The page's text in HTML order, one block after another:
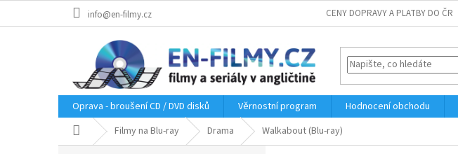
info@en-filmy.cz CENY DOPRAVY A PLATBY DO ČR
Oprava - broušení CD / DVD disků Věrnostní program Hodnocení obchodu
Domů Filmy na Blu-ray Drama Walkabout (Blu-ray)